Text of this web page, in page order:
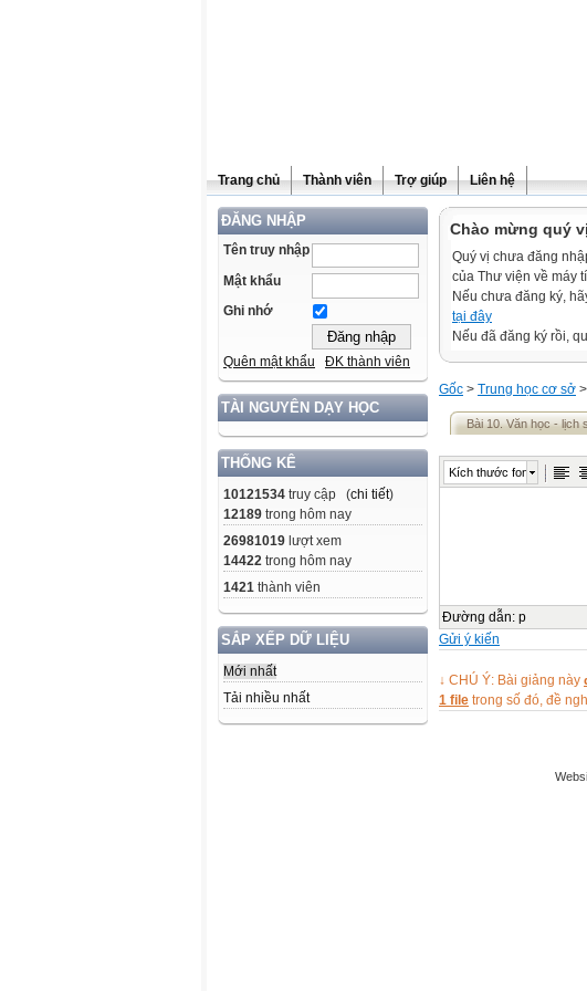
Trang chủ Thành viên Trợ giúp Liên hệ
ĐĂNG NHẬP
Tên truy nhập
Mật khẩu
Ghi nhớ
Quên mật khẩu ĐK thành viên
TÀI NGUYÊN DẠY HỌC
THỐNG KÊ
10121534 truy cập (chi tiết)
12189 trong hôm nay
26981019 lượt xem
14422 trong hôm nay
1421 thành viên
SẮP XẾP DỮ LIỆU
Mới nhất
Tải nhiều nhất
Chào mừng quý
Quý vị chưa đăng
của Thư viện về máy
Nếu chưa đăng ký,
tại đây
Nếu đã đăng ký rồi,
Gốc > Trung học cơ sở >
Bài 10. Văn học - lịch
Kích thước font
Đường dẫn: p
Gửi ý kiến
↓ CHÚ Ý: Bài giảng này
1 file trong số đó, đề